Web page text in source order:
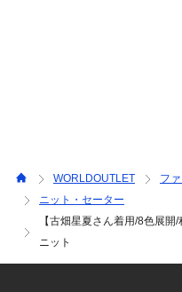
WORLDOUTLET フ
ニット・セーター
【古畑星夏さん着用/8色展
ニット